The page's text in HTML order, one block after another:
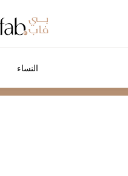
النساء